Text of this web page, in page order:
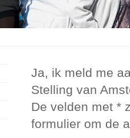
Ja, ik meld me
Stelling van
De velden met *
formulier om de